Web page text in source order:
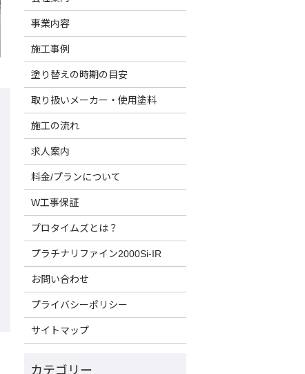
事業内容
施工事例
塗り替えの時期の目安
取り扱いメーカー・使用塗料
施工の流れ
求人案内
料金/プランについて
W工事保証
プロタイムズとは？
プラチナリファイン2000Si-IR
お問い合わせ
プライバシーポリシー
サイトマップ